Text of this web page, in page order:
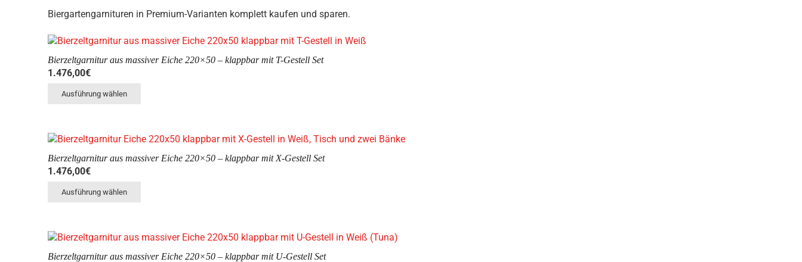
Biergartengarnituren in Premium-Varianten komplett kaufen und sparen.
Bierzeltgarnitur aus massiver Eiche 220×50 – klappbar mit T-Gestell Set
1.476,00€
Ausführung wählen
Varianten
Die
gewählt
werden
Bierzeltgarnitur aus massiver Eiche 220×50 – klappbar mit X-Gestell Set
1.476,00€
Ausführung wählen
Varianten
Bierzeltgarnitur aus massiver Eiche 220×50 – klappbar mit U-Gestell Set